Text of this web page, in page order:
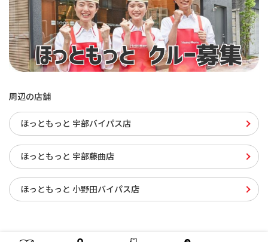
周辺の店舗
ほっともっと 宇部バイパス店
ほっともっと 宇部藤曲店
ほっともっと 小野田バイパス店